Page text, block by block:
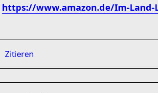
https://www.amazon.de/Im-Land-
Zitieren